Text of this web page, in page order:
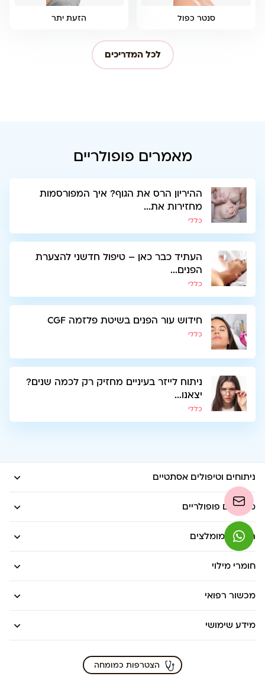
סנטר כפול הזעת יתר
לכל המדריכים
מאמרים פופולריים
ההיריון הרס את הגוף? איך המפורסמות
מחזירות את...
כללי
העתיד כבר כאן – טיפול חדשני להצערת
הפנים...
כללי
חידוש עור הפנים בשיטת פלזמה CGF
כללי
ניתוח לייזר בעיניים מחזיק רק לכמה שנים?
יצאנו...
כללי
ניתוחים וטיפולים אסתטיים
מדריכים פופולריים
רופאים מומלצים
חומרי מילוי
מכשור רפואי
מידע שימושי
הצטרפות כמומחה